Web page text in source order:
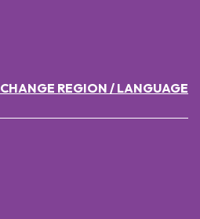
CHANGE REGION / LANGUAGE